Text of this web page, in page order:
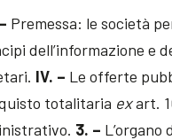
Premessa: le società
dell’informazione e
IV. – Le offerte
totalitaria exart.
3. – L’organo